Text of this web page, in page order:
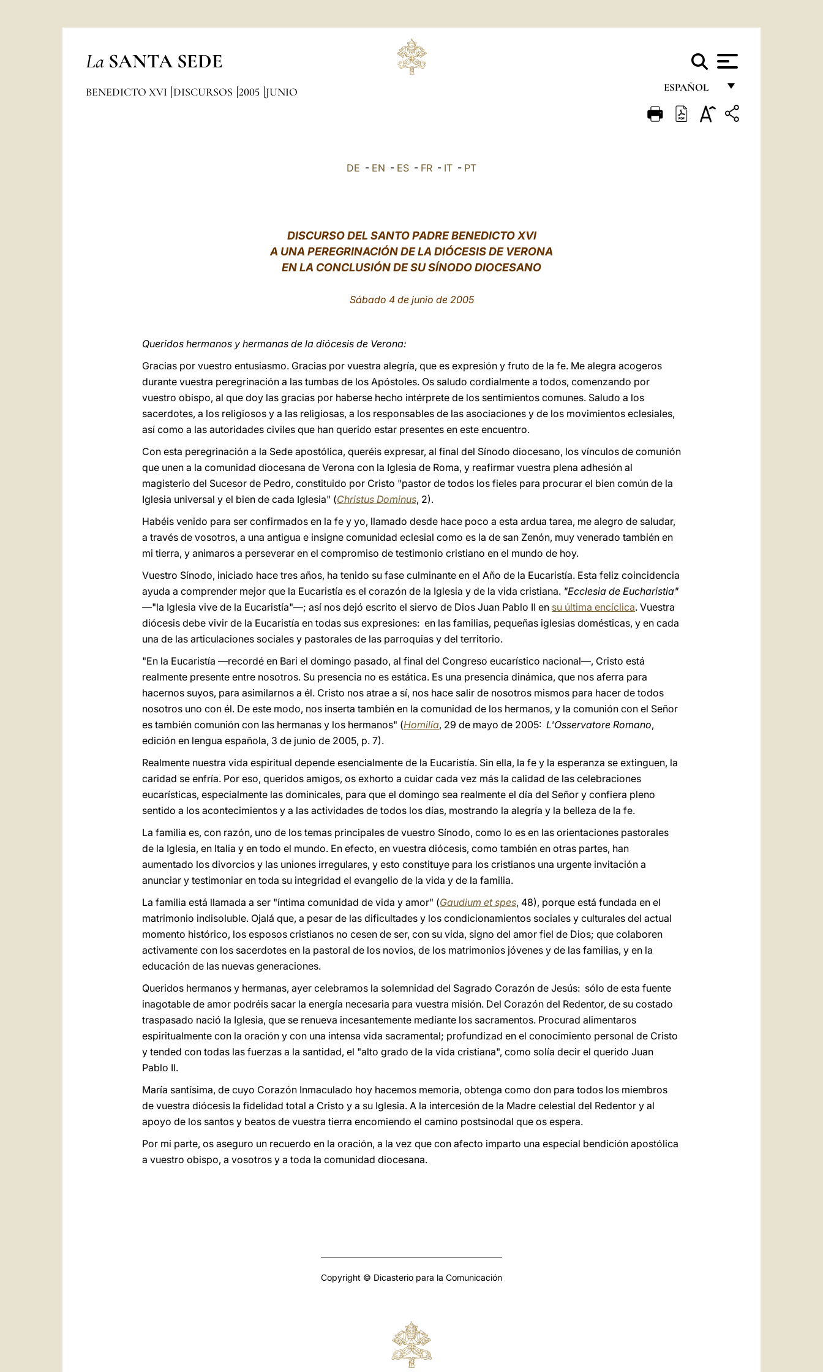
La SANTA SEDE
ESPAÑOL
FRANÇAIS
BENEDICTO XVI DISCURSOS 2005 JUNIO
DE - EN - ES - FR - IT - PT
DISCURSO DEL SANTO PADRE BENEDICTO XVI
A UNA PEREGRINACIÓN DE LA DIÓCESIS DE VERONA
EN LA CONCLUSIÓN DE SU SÍNODO DIOCESANO
Sábado 4 de junio de 2005
Queridos hermanos y hermanas de la diócesis de Verona:
Gracias por vuestro entusiasmo. Gracias por vuestra alegría, que es expresión y fruto de la fe. Me alegra acogeros
durante vuestra peregrinación a las tumbas de los Apóstoles. Os saludo cordialmente a todos, comenzando por
vuestro obispo, al que doy las gracias por haberse hecho intérprete de los sentimientos comunes. Saludo a los
sacerdotes, a los religiosos y a las religiosas, a los responsables de las asociaciones y de los movimientos eclesiales,
así como a las autoridades civiles que han querido estar presentes en este encuentro.
Con esta peregrinación a la Sede apostólica, queréis expresar, al final del Sínodo diocesano, los vínculos de comunión
que unen a la comunidad diocesana de Verona con la Iglesia de Roma, y reafirmar vuestra plena adhesión al
magisterio del Sucesor de Pedro, constituido por Cristo "pastor de todos los fieles para procurar el bien común de la
Iglesia universal y el bien de cada Iglesia" (Christus Dominus, 2).
Habéis venido para ser confirmados en la fe y yo, llamado desde hace poco a esta ardua tarea, me alegro de saludar,
a través de vosotros, a una antigua e insigne comunidad eclesial como es la de san Zenón, muy venerado también en
mi tierra, y animaros a perseverar en el compromiso de testimonio cristiano en el mundo de hoy.
Vuestro Sínodo, iniciado hace tres años, ha tenido su fase culminante en el Año de la Eucaristía. Esta feliz coincidencia
ayuda a comprender mejor que la Eucaristía es el corazón de la Iglesia y de la vida cristiana. "Ecclesia de Eucharistia"
—"la Iglesia vive de la Eucaristía"—; así nos dejó escrito el siervo de Dios Juan Pablo II en su última encíclica. Vuestra
diócesis debe vivir de la Eucaristía en todas sus expresiones: en las familias, pequeñas iglesias domésticas, y en cada
una de las articulaciones sociales y pastorales de las parroquias y del territorio.
"En la Eucaristía —recordé en Bari el domingo pasado, al final del Congreso eucarístico nacional—, Cristo está
realmente presente entre nosotros. Su presencia no es estática. Es una presencia dinámica, que nos aferra para
hacernos suyos, para asimilarnos a él. Cristo nos atrae a sí, nos hace salir de nosotros mismos para hacer de todos
nosotros uno con él. De este modo, nos inserta también en la comunidad de los hermanos, y la comunión con el Señor
es también comunión con las hermanas y los hermanos" (Homilía, 29 de mayo de 2005: L'Osservatore Romano,
edición en lengua española, 3 de junio de 2005, p. 7).
Realmente nuestra vida espiritual depende esencialmente de la Eucaristía. Sin ella, la fe y la esperanza se extinguen, la
caridad se enfría. Por eso, queridos amigos, os exhorto a cuidar cada vez más la calidad de las celebraciones
eucarísticas, especialmente las dominicales, para que el domingo sea realmente el día del Señor y confiera pleno
sentido a los acontecimientos y a las actividades de todos los días, mostrando la alegría y la belleza de la fe.
La familia es, con razón, uno de los temas principales de vuestro Sínodo, como lo es en las orientaciones pastorales
de la Iglesia, en Italia y en todo el mundo. En efecto, en vuestra diócesis, como también en otras partes, han
aumentado los divorcios y las uniones irregulares, y esto constituye para los cristianos una urgente invitación a
anunciar y testimoniar en toda su integridad el evangelio de la vida y de la familia.
La familia está llamada a ser "íntima comunidad de vida y amor" (Gaudium et spes, 48), porque está fundada en el
matrimonio indisoluble. Ojalá que, a pesar de las dificultades y los condicionamientos sociales y culturales del actual
momento histórico, los esposos cristianos no cesen de ser, con su vida, signo del amor fiel de Dios; que colaboren
activamente con los sacerdotes en la pastoral de los novios, de los matrimonios jóvenes y de las familias, y en la
educación de las nuevas generaciones.
Queridos hermanos y hermanas, ayer celebramos la solemnidad del Sagrado Corazón de Jesús: sólo de esta fuente
inagotable de amor podréis sacar la energía necesaria para vuestra misión. Del Corazón del Redentor, de su costado
traspasado nació la Iglesia, que se renueva incesantemente mediante los sacramentos. Procurad alimentaros
espiritualmente con la oración y con una intensa vida sacramental; profundizad en el conocimiento personal de Cristo
y tended con todas las fuerzas a la santidad, el "alto grado de la vida cristiana", como solía decir el querido Juan
Pablo II.
María santísima, de cuyo Corazón Inmaculado hoy hacemos memoria, obtenga como don para todos los miembros
de vuestra diócesis la fidelidad total a Cristo y a su Iglesia. A la intercesión de la Madre celestial del Redentor y al
apoyo de los santos y beatos de vuestra tierra encomiendo el camino postsinodal que os espera.
Por mi parte, os aseguro un recuerdo en la oración, a la vez que con afecto imparto una especial bendición apostólica
a vuestro obispo, a vosotros y a toda la comunidad diocesana.
Copyright © Dicasterio para la Comunicación